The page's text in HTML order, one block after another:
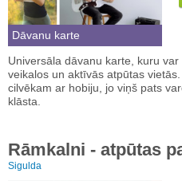
Dāvanu karte
Universāla dāvanu karte, kuru
veikalos un aktīvās atpūtas
cilvēkam ar hobiju, jo viņš pats
klāsta.
Rāmkalni - atpūtas
Sigulda